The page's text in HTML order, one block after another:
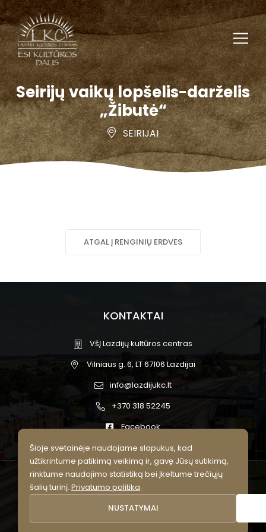
Seirijų vaikų lopšelis-darželis
„Žibutė“
SEIRIJAI
ATGAL Į RENGINIŲ ERDVES
KONTAKTAI
VšĮ Lazdijų kultūros centras
Vilniaus g. 6, LT 67106 Lazdijai
info@lazdijukc.lt
+370 318 52245
Facebook
© 2026 Lazdijų kultūros centras.
Visos teisės saugomos.
Privatumo politikaSlapukų nustatymai
Šioje svetainėje naudojame slapukus, kad
užtikrintume patikimą veikimą ir, gavę Jūsų sutikimą,
rinktume naudojimo statistiką bei įkeltume trečiųjų
šalių turinį. Privatumo politika.
NUSTATYMAI